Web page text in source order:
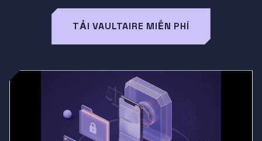
TẢI VAULTAIRE MIỄN PHÍ